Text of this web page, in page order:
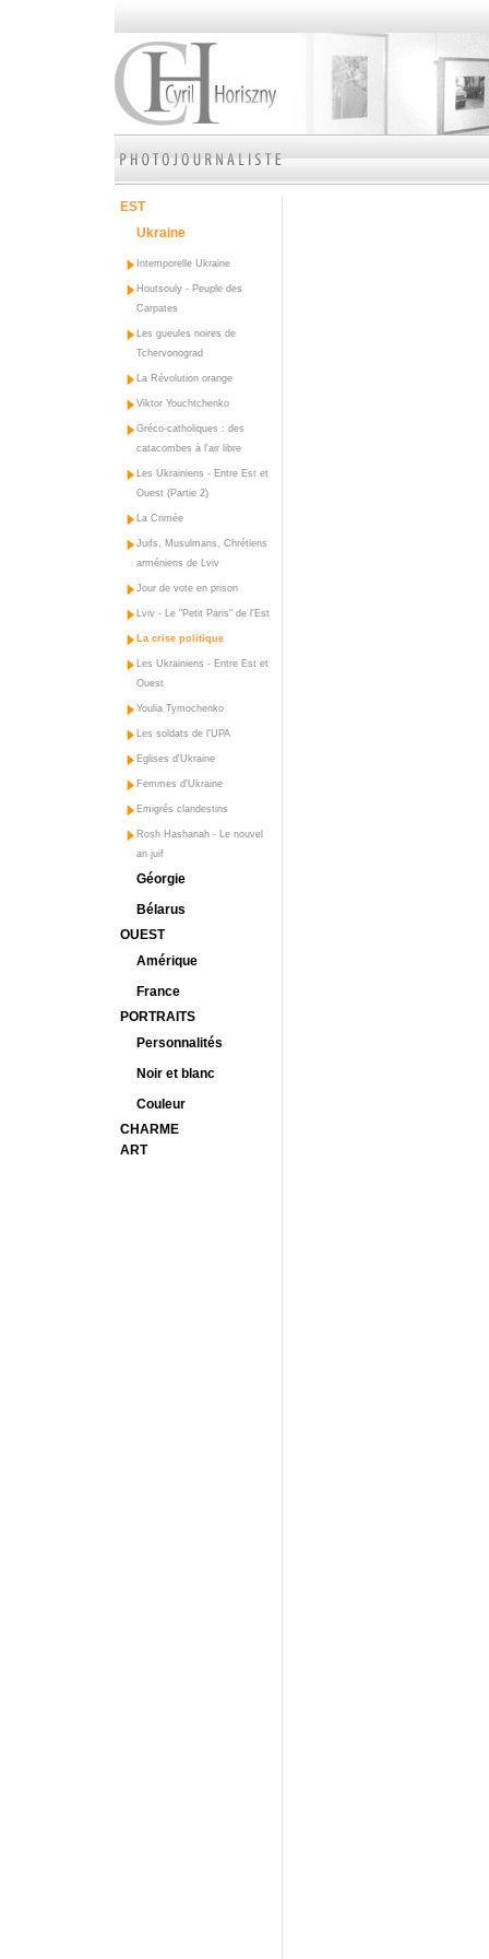
EST
Ukraine
Intemporelle Ukraine
Houtsouly - Peuple des
Carpates
Les gueules noires de
Tchervonograd
La Révolution orange
Viktor Youchtchenko
Gréco-catholiques : des
catacombes à l'air libre
Les Ukrainiens - Entre Est et
Ouest (Partie 2)
La Crimée
Juifs, Musulmans, Chrétiens
arméniens de Lviv
Jour de vote en prison
Lviv - Le "Petit Paris" de l'Est
La crise politique
Les Ukrainiens - Entre Est et
Ouest
Youlia Tymochenko
Les soldats de l'UPA
Eglises d'Ukraine
Femmes d'Ukraine
Emigrés clandestins
Rosh Hashanah - Le nouvel
an juif
Géorgie
Bélarus
OUEST
Amérique
France
PORTRAITS
Personnalités
Noir et blanc
Couleur
CHARME
ART